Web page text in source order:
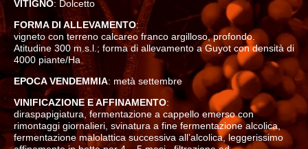
VITIGNO: Dolcetto
FORMA DI ALLEVAMENTO:
vigneto con terreno calcareo franco argilloso, profondo.
Atitudine 300 m.s.l.; forma di allevamento a Guyot con densità di
4000 piante/Ha
EPOCA VENDEMMIA: metà settembre
VINIFICAZIONE E AFFINAMENTO:
diraspapigiatura, fermentazione a cappello emerso con
rimontaggi giornalieri, svinatura a fine fermentazione alcolica,
fermentazione malolattica successiva all’alcolica, leggerissimo